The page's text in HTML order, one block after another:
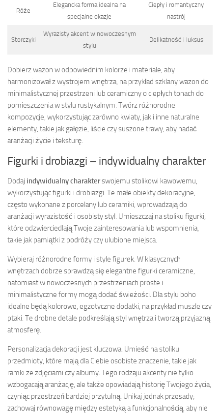
Róże
Elegancka forma idealna na
specjalne okazje
Ciepły i romantyczny
nastrój
Storczyki
Wyrazisty akcent w nowoczesnym
stylu
Delikatność i luksus
Dobierz wazon w odpowiednim kolorze i materiale, aby
harmonizował z wystrojem wnętrza, na przykład szklany wazon do
minimalistycznej przestrzeni lub ceramiczny o ciepłych tonach do
pomieszczenia w stylu rustykalnym. Twórz różnorodne
kompozycje, wykorzystując zarówno kwiaty, jak i inne naturalne
elementy, takie jak gałęzie, liście czy suszone trawy, aby nadać
aranżacji życie i teksturę.
Figurki i drobiazgi – indywidualny charakter
Dodaj indywidualny charakterswojemu stolikowi kawowemu,
wykorzystując figurki i drobiazgi. Te małe obiekty dekoracyjne,
często wykonane z porcelany lub ceramiki, wprowadzają do
aranżacji wyrazistość i osobisty styl. Umieszczaj na stoliku figurki,
które odzwierciedlają Twoje zainteresowania lub wspomnienia,
takie jak pamiątki z podróży czy ulubione miejsca.
Wybieraj różnorodne formy i style figurek. W klasycznych
wnętrzach dobrze sprawdzą się elegantne figurki ceramiczne,
natomiast w nowoczesnych przestrzeniach proste i
minimalistyczne formy mogą dodać świeżości. Dla stylu boho
idealne będą kolorowe, egzotyczne dodatki, na przykład muszle czy
ptaki. Te drobne detale podkreślają styl wnętrza i tworzą przyjazną
atmosferę.
Personalizacja dekoracji jest kluczowa. Umieść na stoliku
przedmioty, które mają dla Ciebie osobiste znaczenie, takie jak
ramki ze zdjęciami czy albumy. Tego rodzaju akcenty nie tylko
wzbogacają aranżację, ale także opowiadają historię Twojego życia,
czyniąc przestrzeń bardziej przytulną. Unikaj jednak przesady;
zachowaj równowagę między estetyką a funkcjonalnością, aby nie